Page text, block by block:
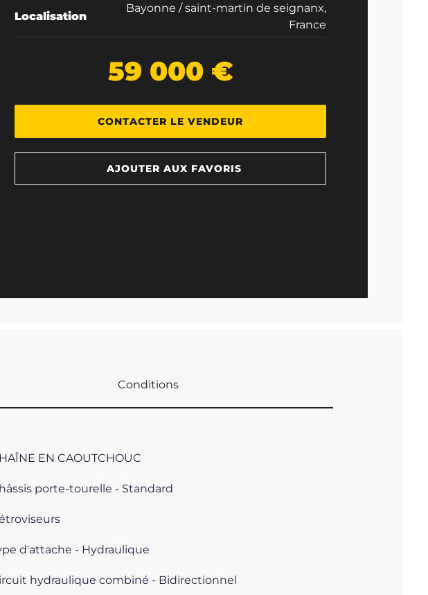
Localisation
Bayonne / saint-martin de seignanx,
France
59 000 €
CONTACTER LE VENDEUR
AJOUTER AUX FAVORIS
Conditions
EN CAOUTCHOUC
porte-tourelle - Standard
d'attache - Hydraulique
hydraulique combiné - Bidirectionnel